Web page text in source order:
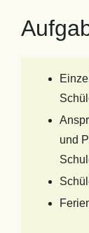
und